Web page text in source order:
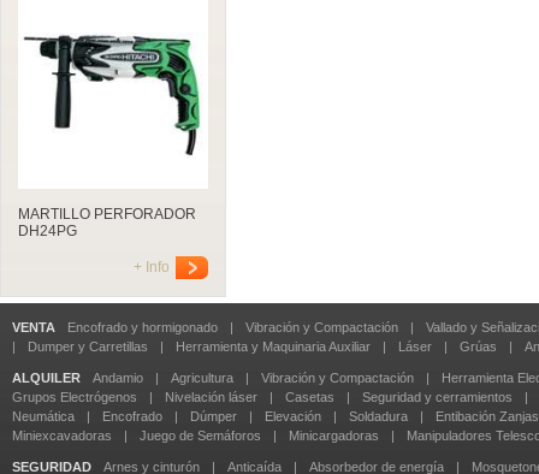
MARTILLO PERFORADOR
DH24PG
+ Info
VENTA Encofrado y hormigonado | Vibración y Compactación |
Vallado y
|
Dumper y Carretillas | Herramienta y Maquinaria Auxiliar | Láser | Grúas |
ALQUILER Andamio | Agricultura | Vibración y Compactación |
Herramienta
Grupos Electrógenos
| Nivelación láser | Casetas | Seguridad y cerramientos
|
Neumática
| Encofrado | Dúmper | Elevación | Soldadura |
Entibación Zanjas
Miniexcavadoras
| Juego de Semáforos | Minicargadoras | Manipuladores
SEGURIDAD Arnes y cinturón | Anticaída | Absorbedor de energía |